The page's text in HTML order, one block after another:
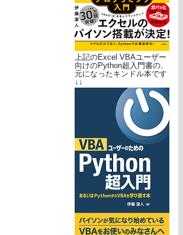
上記のExcel VBAユーザー
向けのPython超入門書の、
元になったキンドル本です
↓↓